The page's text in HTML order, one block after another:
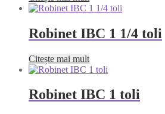
Robinet IBC 1 1/4 toli
Citește mai mult
Robinet IBC 1 toli